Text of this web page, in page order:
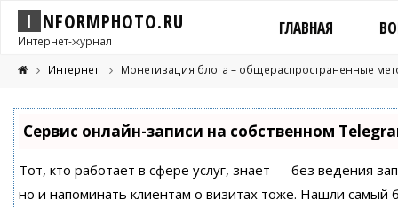
I NFORMPHOTO.RU
Интернет-журнал
ГЛАВНАЯ
Интернет Монетизация блога – общераспространенные
Сервис онлайн-записи на собственном
Тот, кто работает в сфере услуг, знает — без ведения
но и напоминать клиентам о визитах тоже. Нашли